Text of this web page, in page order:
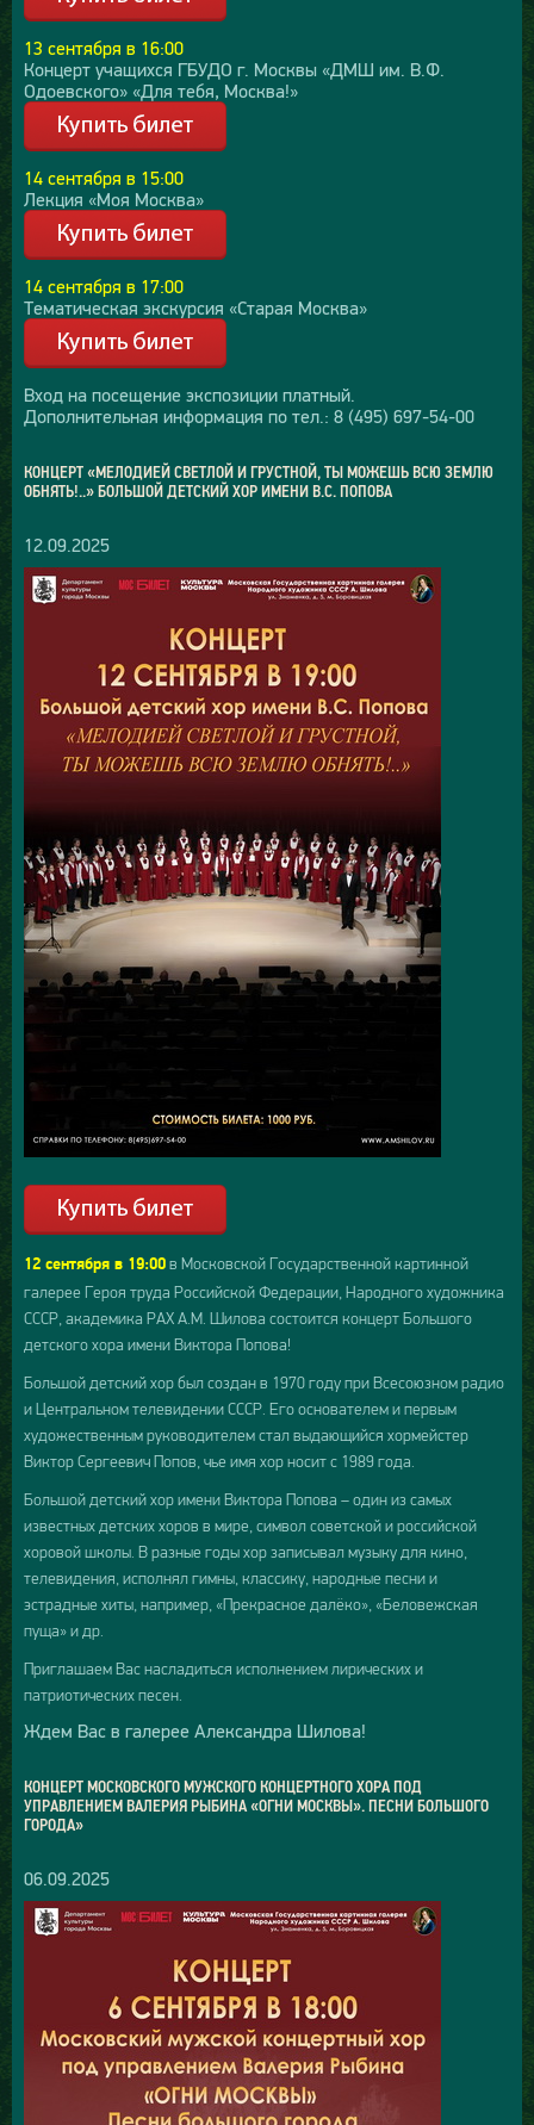
13 сентября в 16:00
Концерт учащихся ГБУДО г. Москвы «ДМШ им. В.Ф.
Одоевского» «Для тебя, Москва!»
14 сентября в 15:00
Лекция «Моя Москва»
14 сентября в 17:00
Тематическая экскурсия «Старая Москва»
Вход на посещение экспозиции платный.
Дополнительная информация по тел.: 8 (495) 697-54-00
КОНЦЕРТ «МЕЛОДИЕЙ СВЕТЛОЙ И ГРУСТНОЙ, ТЫ МОЖЕШЬ ВСЮ ЗЕМЛЮ
ОБНЯТЬ!..» БОЛЬШОЙ ДЕТСКИЙ ХОР ИМЕНИ В.С. ПОПОВА
12.09.2025
12 сентября в 19:00 в Московской Государственной картинной
галерее Героя труда Российской Федерации, Народного художника
СССР, академика РАХ А.М. Шилова состоится концерт Большого
детского хора имени Виктора Попова!
Большой детский хор был создан в 1970 году при Всесоюзном радио
и Центральном телевидении СССР. Его основателем и первым
художественным руководителем стал выдающийся хормейстер
Виктор Сергеевич Попов, чье имя хор носит с 1989 года.
Большой детский хор имени Виктора Попова – один из самых
известных детских хоров в мире, символ советской и российской
хоровой школы. В разные годы хор записывал музыку для кино,
телевидения, исполнял гимны, классику, народные песни и
эстрадные хиты, например, «Прекрасное далёко», «Беловежская
пуща» и др.
Приглашаем Вас насладиться исполнением лирических и
патриотических песен.
Ждем Вас в галерее Александра Шилова!
КОНЦЕРТ МОСКОВСКОГО МУЖСКОГО КОНЦЕРТНОГО ХОРА ПОД
УПРАВЛЕНИЕМ ВАЛЕРИЯ РЫБИНА «ОГНИ МОСКВЫ». ПЕСНИ БОЛЬШОГО
ГОРОДА»
06.09.2025